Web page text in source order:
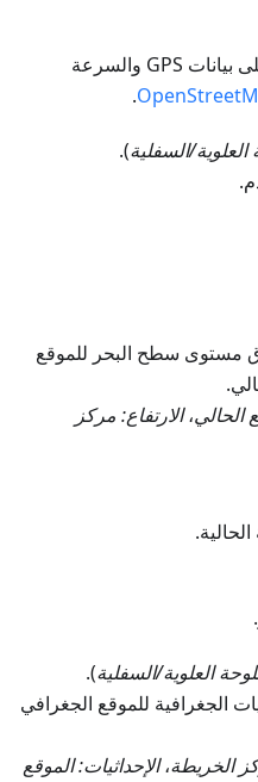
يعرض السرعة الحالية بناءً على بيانات GPS والسرعة
.
السفلية).
مستوى سطح البحر للموقع
الحالي،الارتفاع: مركز
العلوية/السفلية).
الجغرافية للموقع الجغرافي
الخريطة،الإحداثيات: الموقع